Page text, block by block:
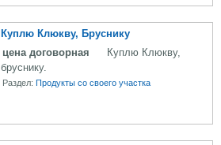
Куплю Клюкву, Бруснику
цена договорная
Куплю Клюкву,
бруснику.
Раздел: Продукты со своего участка